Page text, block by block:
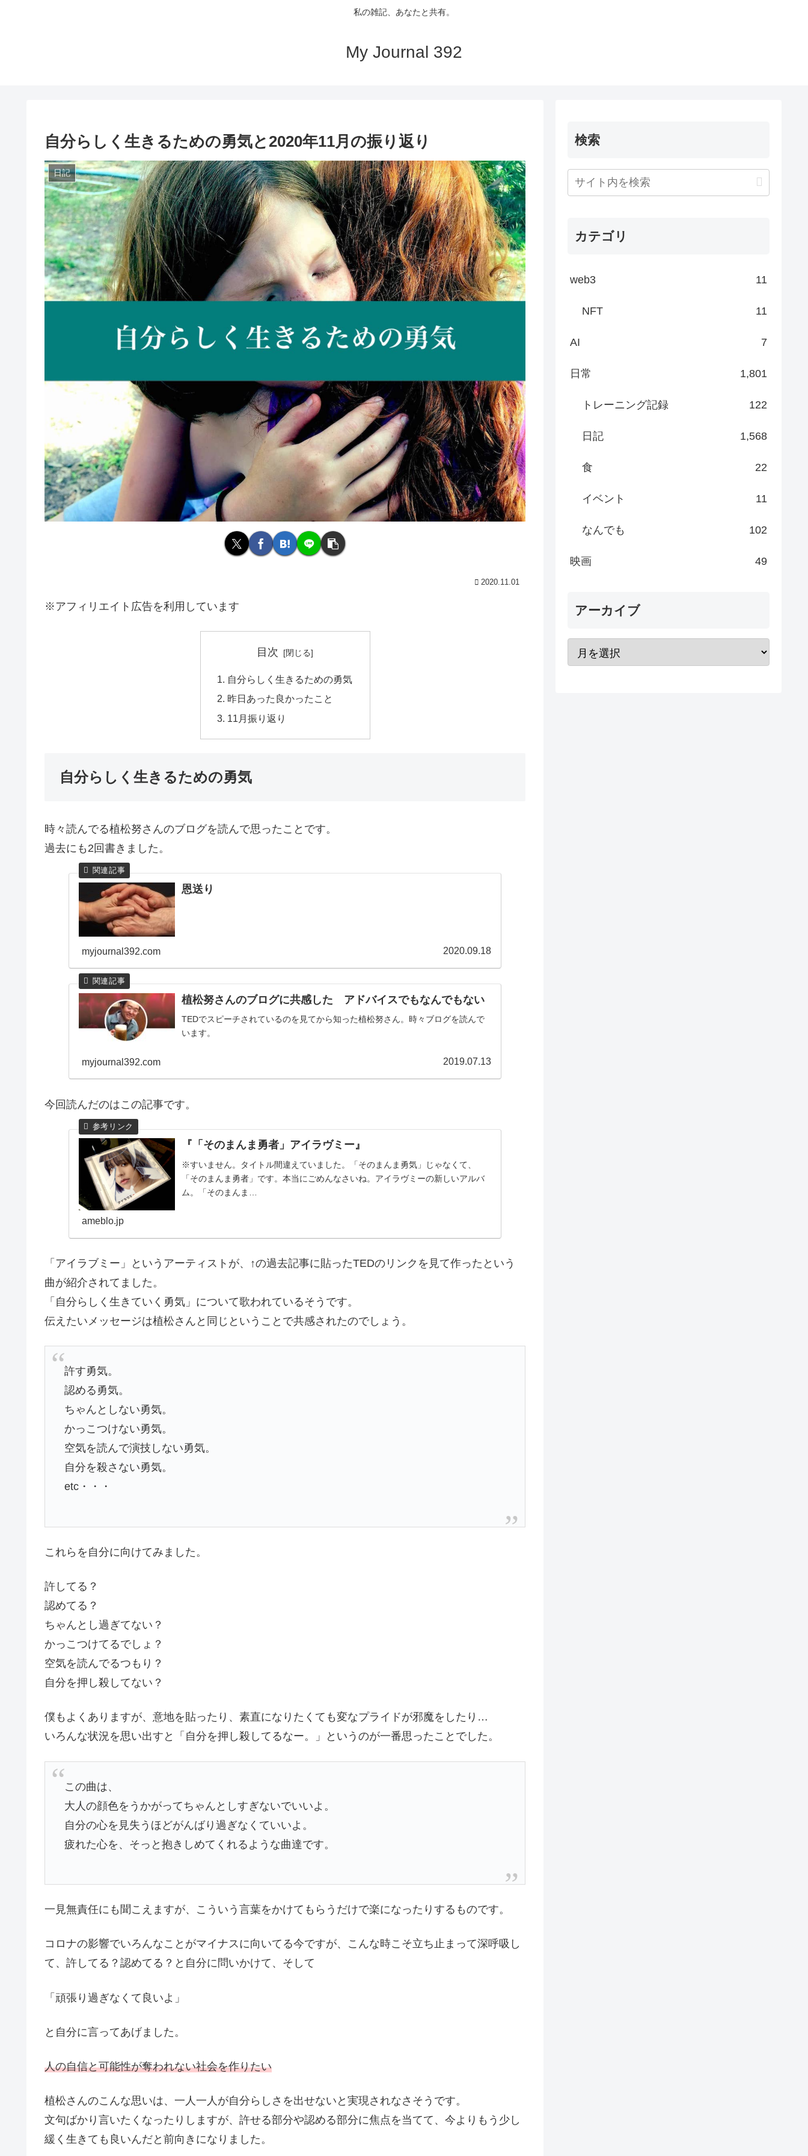
私の雑記、あなたと共有。
My Journal 392
自分らしく生きるための勇気と2020年11月の振り返り
日記
2020.11.01
※アフィリエイト広告を利用しています
目次
自分らしく生きるための勇気
昨日あった良かったこと
11月振り返り
自分らしく生きるための勇気
時々読んでる植松努さんのブログを読んで思ったことです。
過去にも2回書きました。
恩送り
myjournal392.com 2020.09.18
植松努さんのブログに共感した アドバイスでもなんでもない
TEDでスピーチされているのを見てから知った植松努さん。時々ブログを読んで
います。
myjournal392.com 2019.07.13
今回読んだのはこの記事です。
『「そのまんま勇者」アイラヴミー』
※すいません。タイトル間違えていました。「そのまんま勇気」じゃなくて、
「そのまんま勇者」です。本当にごめんなさいね。アイラヴミーの新しいアルバ
ム。「そのまんま…
ameblo.jp
「アイラブミー」というアーティストが、↑の過去記事に貼ったTEDのリンクを見て作ったという
曲が紹介されてました。
「自分らしく生きていく勇気」について歌われているそうです。
伝えたいメッセージは植松さんと同じということで共感されたのでしょう。
許す勇気。
認める勇気。
ちゃんとしない勇気。
かっこつけない勇気。
空気を読んで演技しない勇気。
自分を殺さない勇気。
etc・・・
これらを自分に向けてみました。
許してる？
認めてる？
ちゃんとし過ぎてない？
かっこつけてるでしょ？
空気を読んでるつもり？
自分を押し殺してない？
僕もよくありますが、意地を貼ったり、素直になりたくても変なプライドが邪魔をしたり…
いろんな状況を思い出すと「自分を押し殺してるなー。」というのが一番思ったことでした。
この曲は、
大人の顔色をうかがってちゃんとしすぎないでいいよ。
自分の心を見失うほどがんばり過ぎなくていいよ。
疲れた心を、そっと抱きしめてくれるような曲達です。
一見無責任にも聞こえますが、こういう言葉をかけてもらうだけで楽になったりするものです。
コロナの影響でいろんなことがマイナスに向いてる今ですが、こんな時こそ立ち止まって深呼吸し
て、許してる？認めてる？と自分に問いかけて、そして
「頑張り過ぎなくて良いよ」
と自分に言ってあげました。
人の自信と可能性が奪われない社会を作りたい
植松さんのこんな思いは、一人一人が自分らしさを出せないと実現されなさそうです。
文句ばかり言いたくなったりしますが、許せる部分や認める部分に焦点を当てて、今よりもう少し
緩く生きても良いんだと前向きになりました。
検索
カテゴリ
web3 11
NFT 11
AI 7
日常 1,801
トレーニング記録 122
日記 1,568
食 22
イベント 11
なんでも 102
映画 49
アーカイブ